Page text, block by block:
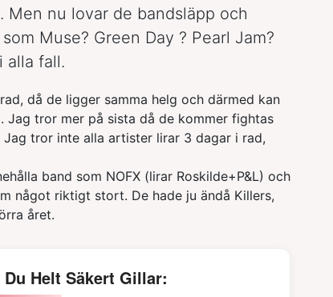
Men nu lovar de bandsläpp och
Muse? Green Day ? Pearl Jam?
alla fall.
då de ligger samma helg och därmed kan
Jag tror mer på sista då de kommer fightas
tror inte alla artister lirar 3 dagar i rad,
band som NOFX (lirar Roskilde+P&L) och
något riktigt stort. De hade ju ändå Killers,
året.
Helt Säkert Gillar: